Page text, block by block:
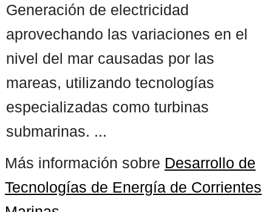
Generación de electricidad
aprovechando las variaciones en el
nivel del mar causadas por las
mareas, utilizando tecnologías
especializadas como turbinas
submarinas. ...
Más información sobre Desarrollo de
Tecnologías de Energía de Corrientes